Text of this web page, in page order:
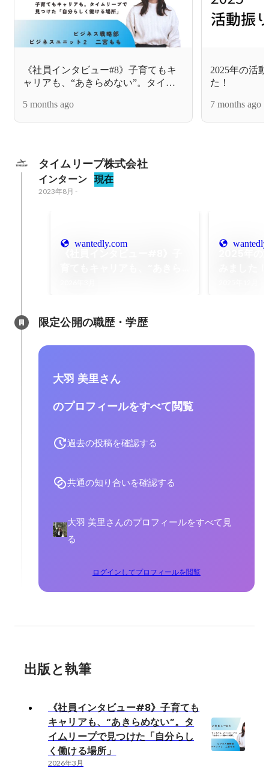
《社員インタビュー#8》子育てもキ
ャリアも、“あきらめない”。タイム
る場所」
5 months ago
2025年の活
た！
7 months ago
タイムリープ株式会社
インターン 現在
2023年8月 -
wantedly.com
限定公開の職歴・学歴
大羽 美里さん
のプロフィールをすべて閲覧
過去の投稿を確認する
共通の知り合いを確認する
大羽 美里さんのプロフィールをすべて見
る
ログインしてプロフィールを閲覧
出版と執筆
《社員インタビュー#8》子育ても
キャリアも、“あきらめない”。タ
イムリープで見つけた「自分らし
く働ける場所」
2026年3月